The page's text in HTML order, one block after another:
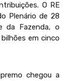
O RE
Plenário de 28
da Fazenda, o
em cinco
chegou a